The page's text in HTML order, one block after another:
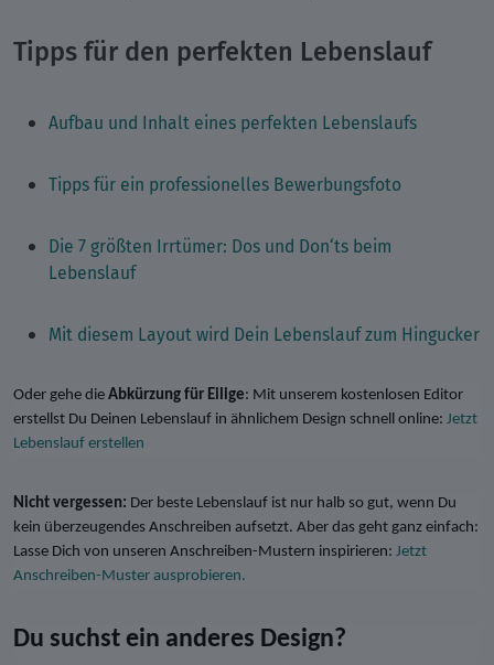
Tipps für den perfekten Lebenslauf
Aufbau und Inhalt eines perfekten Lebenslaufs
Tipps für ein professionelles Bewerbungsfoto
Die 7 größten Irrtümer: Dos und Don‘ts beim
Lebenslauf
Mit diesem Layout wird Dein Lebenslauf zum Hingucker
Oder gehe die Abkürzung für Eilige: Mit unserem kostenlosen Editor
erstellst Du Deinen Lebenslauf in ähnlichem Design schnell online: Jetzt
Lebenslauf erstellen
Nicht vergessen: Der beste Lebenslauf ist nur halb so gut, wenn Du
kein überzeugendes Anschreiben aufsetzt. Aber das geht ganz einfach:
Lasse Dich von unseren Anschreiben-Mustern inspirieren: Jetzt
Anschreiben-Muster ausprobieren.
Du suchst ein anderes Design?